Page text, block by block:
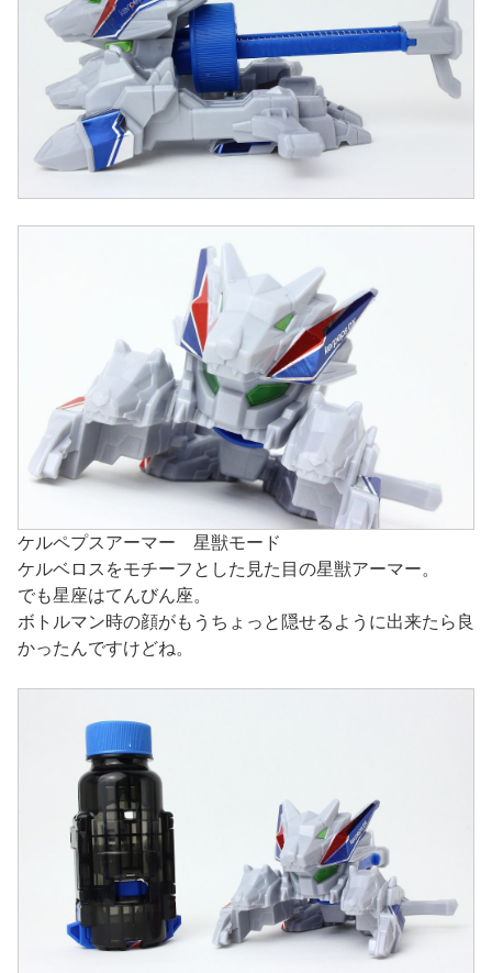
ケルペプスアーマー 星獣モード
ケルベロスをモチーフとした見た目の星獣アーマー。
でも星座はてんびん座。
ボトルマン時の顔がもうちょっと隠せるように出来たら良
かったんですけどね。